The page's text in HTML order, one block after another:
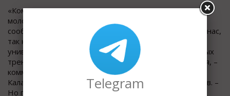
«Команде ИжГТУ есть что показать и о чем рассказать
молодежи. Кроме того, диалог с профессиональным
сообществом участников форума очень ценен и для нас,
так как дает возможность сверить курс развития
университета: насколько мы находимся в современных
трендах, в мейнстриме науки, техники и образования, –
комментирует проректор ИжГТУ имени М.Т.
Калашникова по учебной работе Владимир Хворенков. –
Но главная задача, которую мы, как принимающая
Telegram